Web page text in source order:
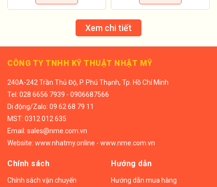
Xem chi tiết
CÔNG TY TNHH KỸ THUẬT NHẬT MỸ
240A-242 Trần Thủ Độ, P. Phú Thạnh, Tp. Hồ Chí Minh
Tel: 028 6656 7939 - 0906687566
Di động/Zalo: 09 62 68 79 11
MST: 0312 012 635
Email: sales@nme.com.vn
Website: www.nhatmy.online - www.nme.com.vn
Chính sách
Chính sách vận chuyển
Hướng dẫn
Hướng dẫn mua hàng